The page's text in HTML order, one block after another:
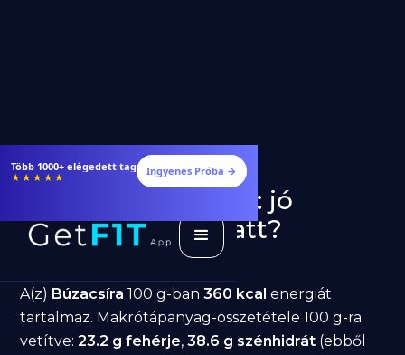
Több 1000+ elégedett tag
★★★★★ Ingyenes Próba →
Búzacsíra fogyásra: jó
választás diéta alatt?
A(z) Búzacsíra 100 g-ban360 kcal energiát
tartalmaz. Makrótápanyag-összetétele 100 g-ra
vetítve:23.2 g fehérje,38.6 g szénhidrát (ebből